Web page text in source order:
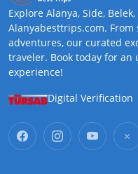
Explore Alanya, Side,
Alanyabesttrips.com.
adventures, our curated
traveler. Book today for
experience!
Digital Verification